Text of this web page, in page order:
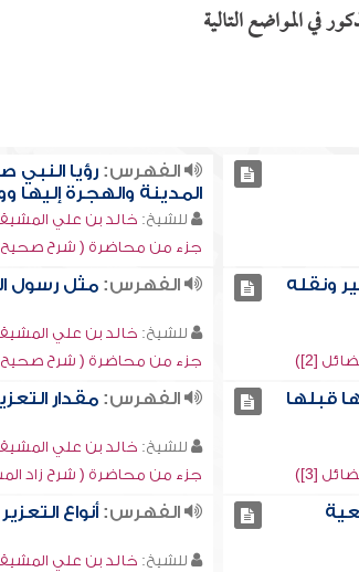
في المواضع التالية
الفهرس: رؤيا
المدينة والهجرة إليها
للشيخ: خالد بن علي
جزء من محاضرة ( شرح صحيح
ونقله
[2])
الفهرس: مثل رسول
للشيخ: خالد بن علي
جزء من محاضرة ( شرح صحيح
قبلها
[3])
الفهرس: مقدار
للشيخ: خالد بن علي
جزء من محاضرة ( شرح زاد
الفهرس: أنواع
للشيخ: خالد بن علي